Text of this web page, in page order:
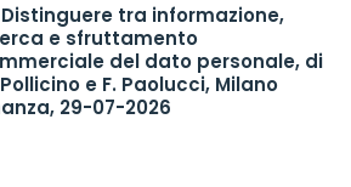
Distinguere tra informazione,
e sfruttamento
del dato personale, di
e F. Paolucci, Milano
29-07-2026